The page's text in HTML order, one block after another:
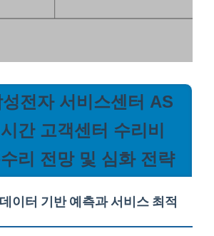
전자 서비스센터 AS
간 고객센터 수리비
리 전망 및 심화 전략
이터 기반 예측과 서비스 최적